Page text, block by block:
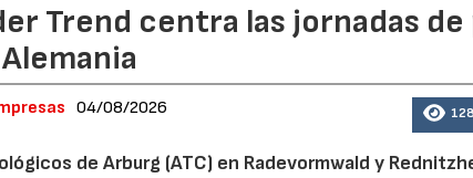
Trend centra las jornadas
04/08/2026
de Arburg (ATC) en Radevormwald y